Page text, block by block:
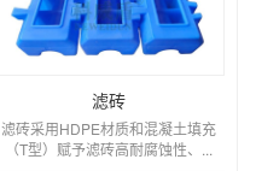
滤砖
滤砖采用HDPE材质和混凝土填充
（T型）赋予滤砖高耐腐蚀性、...